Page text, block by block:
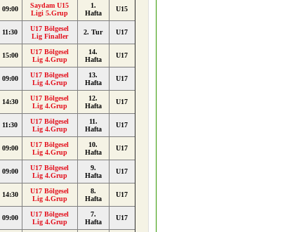
09:00
Saydam U15
Ligi 5.Grup
1.
Hafta
U15
11:30
U17 Bölgesel
Lig Finaller
2. Tur U17
15:00
U17 Bölgesel
Lig 4.Grup
14.
Hafta
U17
09:00
U17 Bölgesel
Lig 4.Grup
13.
Hafta
U17
14:30
U17 Bölgesel
Lig 4.Grup
12.
Hafta
U17
11:30
U17 Bölgesel
Lig 4.Grup
11.
Hafta
U17
09:00
U17 Bölgesel
Lig 4.Grup
10.
Hafta
U17
09:00
U17 Bölgesel
Lig 4.Grup
9.
Hafta
U17
14:30
U17 Bölgesel
Lig 4.Grup
8.
Hafta
U17
09:00
U17 Bölgesel
Lig 4.Grup
7.
Hafta
U17